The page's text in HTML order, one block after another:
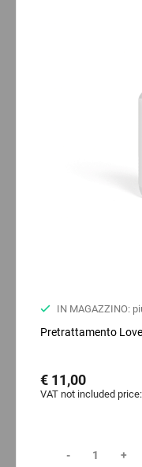
IN MAGAZZINO:
Pretrattamento
€ 11,00
VAT not included price:
- +